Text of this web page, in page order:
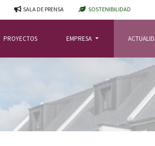
SALA DE PRENSA SOSTENIBILIDAD
PROYECTOS EMPRESA